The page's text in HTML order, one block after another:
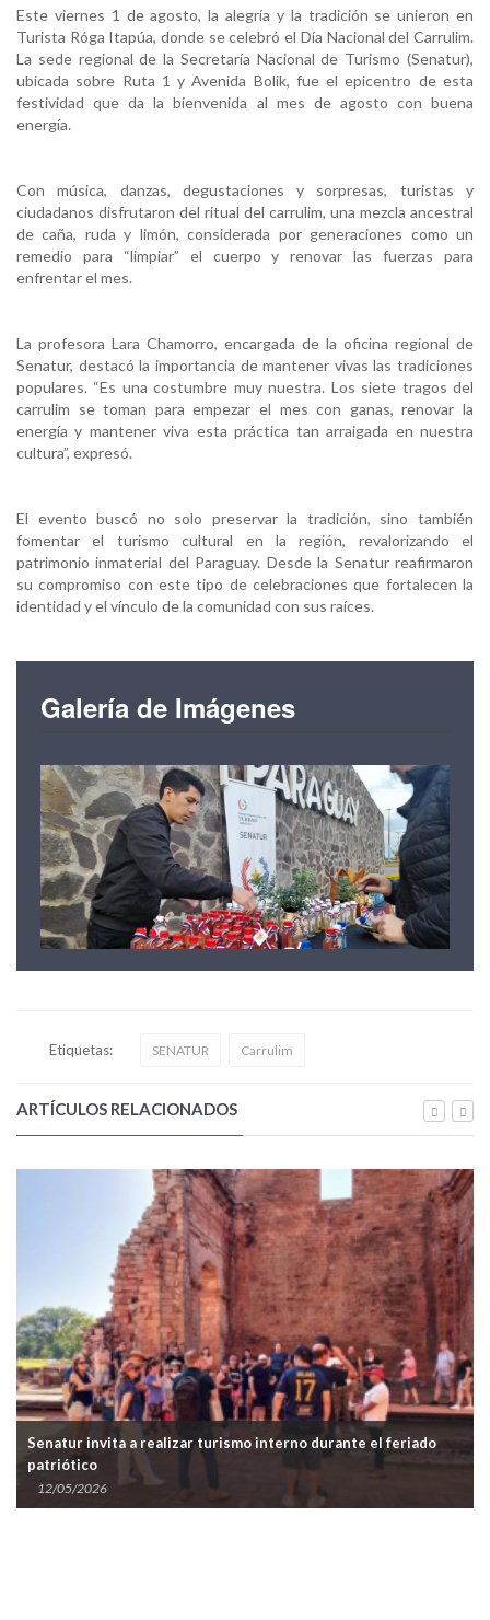
Este viernes 1 de agosto, la alegría y la tradición se unieron en
Turista Róga Itapúa, donde se celebró el Día Nacional del Carrulim.
La sede regional de la Secretaría Nacional de Turismo (Senatur),
ubicada sobre Ruta 1 y Avenida Bolik, fue el epicentro de esta
festividad que da la bienvenida al mes de agosto con buena
energía.
Con música, danzas, degustaciones y sorpresas, turistas y
ciudadanos disfrutaron del ritual del carrulim, una mezcla ancestral
de caña, ruda y limón, considerada por generaciones como un
remedio para “limpiar” el cuerpo y renovar las fuerzas para
enfrentar el mes.
La profesora Lara Chamorro, encargada de la oficina regional de
Senatur, destacó la importancia de mantener vivas las tradiciones
populares. “Es una costumbre muy nuestra. Los siete tragos del
carrulim se toman para empezar el mes con ganas, renovar la
energía y mantener viva esta práctica tan arraigada en nuestra
cultura”, expresó.
El evento buscó no solo preservar la tradición, sino también
fomentar el turismo cultural en la región, revalorizando el
patrimonio inmaterial del Paraguay. Desde la Senatur reafirmaron
su compromiso con este tipo de celebraciones que fortalecen la
identidad y el vínculo de la comunidad con sus raíces.
Galería de Imágenes
Etiquetas: SENATUR Carrulim
ARTÍCULOS RELACIONADOS
interno durante el feriado
Santiago Peña designa a
ministro de Turismo
27/04/2026